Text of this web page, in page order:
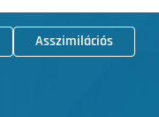
Asszimilációs